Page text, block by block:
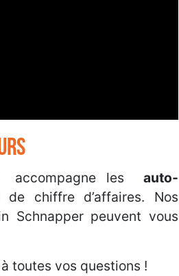
accompagne lesauto-
chiffre d’affaires. Nos
Schnapper peuvent vous
toutes vos questions !